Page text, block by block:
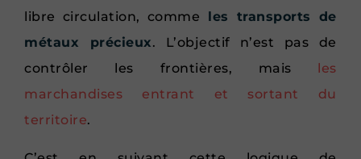
libre circulation, comme les transports de
métaux précieux. L’objectif n’est pas de
contrôler les frontières, mais
les
marchandises entrant et sortant du
territoire.